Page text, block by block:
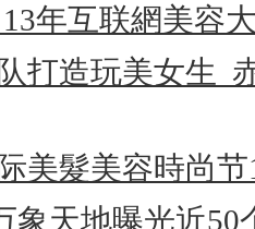
年互联網美容
打造玩美女生
美髮美容時尚
象天地曝光近